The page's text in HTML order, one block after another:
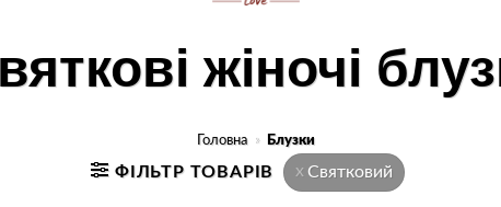
жіночі
Головна » Блузки
ФІЛЬТР ТОВАРІВ Святковий